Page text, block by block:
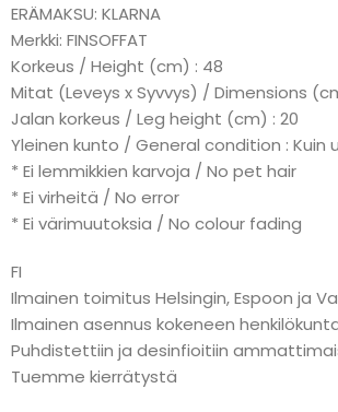
ERÄMAKSU: KLARNA
Merkki: FINSOFFAT
Korkeus / Height (cm) : 48
Mitat (Leveys x Syvvys) / Dimensions
Jalan korkeus / Leg height (cm) : 20
Yleinen kunto / General condition : Kuin
* Ei lemmikkien karvoja / No pet hair
* Ei virheitä / No error
* Ei värimuutoksia / No colour fading
FI
Ilmainen toimitus Helsingin, Espoon ja
Ilmainen asennus kokeneen
Puhdistettiin ja desinfioitiin
Tuemme kierrätystä